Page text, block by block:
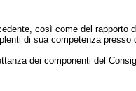
così come del rapporto
di sua competenza presso
dei componenti del